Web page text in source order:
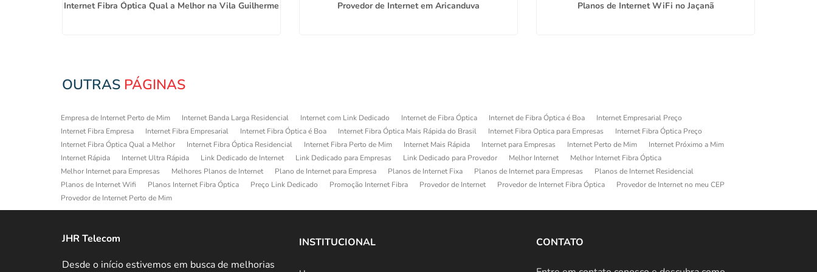
Internet Fibra Óptica Qual a Melhor na Vila Guilherme Provedor de Internet em Aricanduva Planos de Internet WiFi no Jaçanã
OUTRAS PÁGINAS
Empresa de Internet Perto de Mim Internet Banda Larga Residencial Internet com Link Dedicado Internet de Fibra Óptica Internet de Fibra Óptica é Boa
Internet Empresarial Preço
Internet Fibra Empresa
Internet Fibra Empresarial Internet Fibra Óptica é Boa Internet Fibra Óptica Mais Rápida do Brasil Internet Fibra Optica para Empresas
Internet Fibra Óptica Preço
Internet Fibra Óptica Qual a Melhor
Internet Fibra Óptica Residencial Internet Fibra Perto de Mim Internet Mais Rápida Internet para Empresas Internet Perto de Mim
Internet Próximo a Mim
Internet Rápida
Internet Ultra Rápida Link Dedicado de Internet Link Dedicado para Empresas Link Dedicado para Provedor Melhor Internet
Melhor Internet Fibra Óptica
Melhor Internet para Empresas
Melhores Planos de Internet Plano de Internet para Empresa Planos de Internet Fixa Planos de Internet para Empresas
Planos de Internet Residencial
Planos de Internet Wifi
Planos Internet Fibra Óptica Preço Link Dedicado Promoção Internet Fibra Provedor de Internet Provedor de Internet Fibra Óptica
Provedor de Internet no meu CEP
Provedor de Internet Perto de Mim
JHR Telecom
Desde o início estivemos em busca de melhorias
INSTITUCIONAL CONTATO